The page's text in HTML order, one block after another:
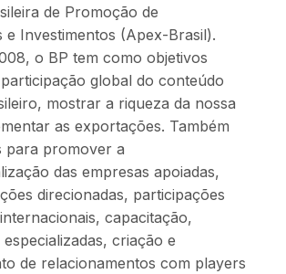
de Promoção de
e Investimentos (Apex-Brasil).
o BP tem como objetivos
global do conteúdo
mostrar a riqueza da nossa
as exportações. Também
para promover a
das empresas apoiadas,
direcionadas, participações
capacitação,
criação e
de relacionamentos com players